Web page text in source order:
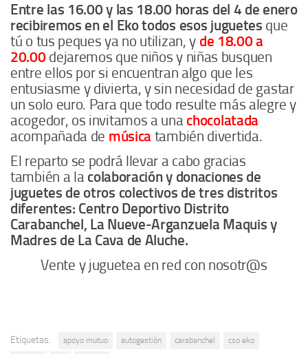
Entre las 16.00 y las 18.00 horas del 4 de enero
recibiremos en el Eko todos esos juguetes que
tú o tus peques ya no utilizan, y de 18.00 a
20.00 dejaremos que niños y niñas busquen
entre ellos por si encuentran algo que les
entusiasme y divierta, y sin necesidad de gastar
un solo euro. Para que todo resulte más alegre y
acogedor, os invitamos a una chocolatada
acompañada de música también divertida.
El reparto se podrá llevar a cabo gracias
también a la colaboración y donaciones de
juguetes de otros colectivos de tres distritos
diferentes: Centro Deportivo Distrito
Carabanchel, La Nueve-Arganzuela Maquis y
Madres de La Cava de Aluche.
Vente y juguetea en red con nosotr@s
Etiquetas: apoyo mutuo autogestión carabanchel cso eko